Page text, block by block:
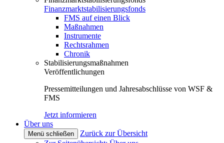
Finanzmarktstabilisierungsfonds
FMS auf einen Blick
Maßnahmen
Instrumente
Rechtsrahmen
Chronik
Stabilisierungsmaßnahmen
Veröffentlichungen
Pressemitteilungen und Jahresabschlüsse von WSF &
FMS
Jetzt informieren
Über uns
Menü schließen
Zurück zur Übersicht